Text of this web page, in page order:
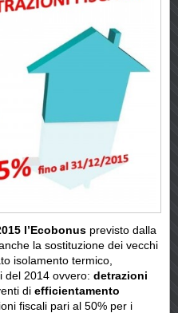
l’Ecobonus previsto dalla
la sostituzione dei vecchi
isolamento termico,
del 2014 ovvero: detrazioni
di efficientamento
fiscali pari al 50% per i